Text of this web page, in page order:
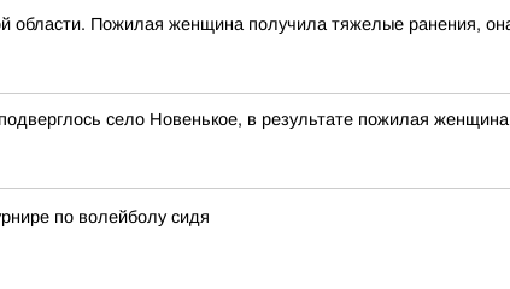
области. Пожилая женщина получила тяжелые ранения,
село Новенькое, в результате пожилая
по волейболу сидя